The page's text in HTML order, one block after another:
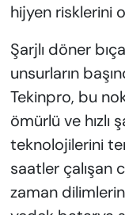
hijyen risklerini
Şarjlı döner
unsurların
Tekinpro, bu
ömürlü ve
teknolojilerini
saatler çalışan
zaman